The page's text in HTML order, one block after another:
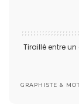
Tiraillé entre
GRAPHISTE &